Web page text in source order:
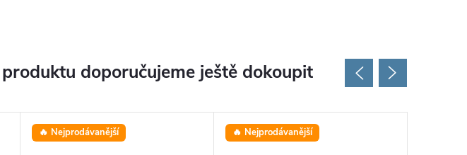
doporučujeme ještě dokoupit
🔥 Nejprodávanější 🔥 Nejprodávanější